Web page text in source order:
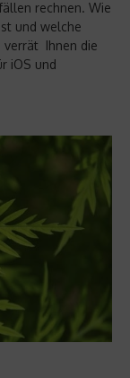
rechnen. Wie
und welche
verrät Ihnen die
iOS und